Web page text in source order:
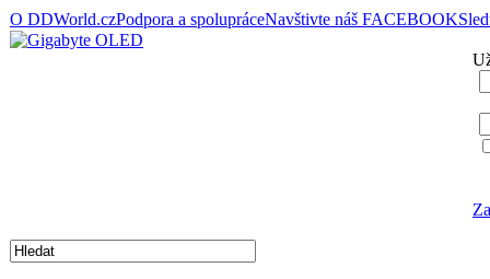
O DDWorld.czPodpora a spolupráceNavštivte náš FACEBOOK